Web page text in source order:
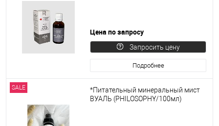
Цена по запросу
Запросить цену
Подробнее
SALE
*Питательный минеральный мист
ВУАЛЬ (PHILOSOPHY/100мл)